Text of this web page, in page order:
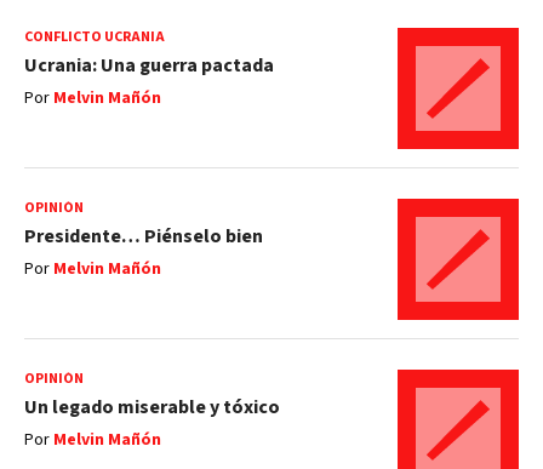
CONFLICTO UCRANIA
Ucrania: Una guerra pactada
Por Melvin Mañón
OPINIÓN
Presidente… Piénselo bien
Por Melvin Mañón
OPINIÓN
Un legado miserable y tóxico
Por Melvin Mañón